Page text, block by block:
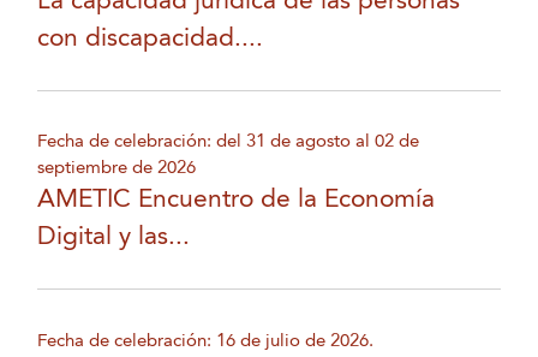
con discapacidad....
Fecha de celebración: del 31 de agosto al 02 de
septiembre de 2026
AMETIC Encuentro de la Economía
Digital y las...
Fecha de celebración: 16 de julio de 2026.